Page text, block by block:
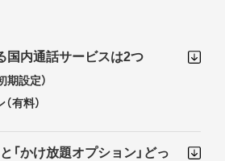
国内通話サービスは2つ
期設定）
有料）
「かけ放題オプション」どっ